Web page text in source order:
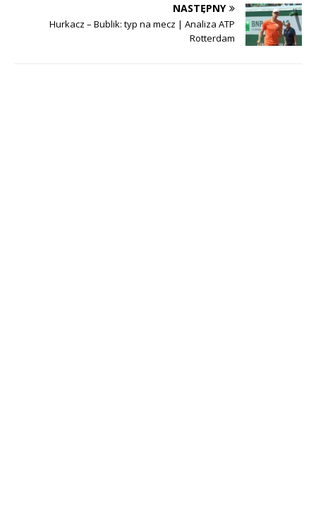
NASTĘPNY
Hurkacz – Bublik: typ na mecz | Analiza ATP
Rotterdam